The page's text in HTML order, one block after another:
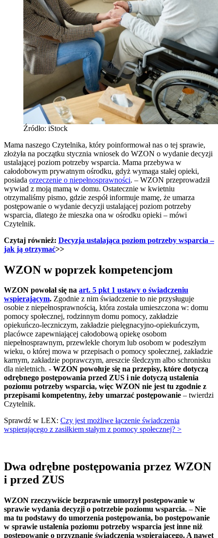
Źródło: iStock
Mama naszego Czytelnika, który poinformował nas o tej sprawie,
złożyła na początku stycznia wniosek do WZON o wydanie decyzji
ustalającej poziom potrzeby wsparcia. Mama przebywa w
całodobowym prywatnym ośrodku, gdyż wymaga stałej opieki,
posiada orzeczenie o niepełnosprawności. – WZON przeprowadził
wywiad z moją mamą w domu. Ostatecznie w kwietniu
otrzymaliśmy pismo, gdzie zespół informuje mamę, że umarza
postępowanie o wydanie decyzji ustalającej poziom potrzeby
wsparcia, dlatego że mieszka ona w ośrodku opieki – mówi
Czytelnik.
Czytaj również: Decyzja ustalająca poziom potrzeby wsparcia –
jak ją otrzymać>>
WZON w poprzek kompetencjom
WZON powołał się na art. 5 pkt 1 ustawy o świadczeniu
wspierającym. Zgodnie z nim świadczenie to nie przysługuje
osobie z niepełnosprawnością, która została umieszczona w: domu
pomocy społecznej, rodzinnym domu pomocy, zakładzie
opiekuńczo-leczniczym, zakładzie pielęgnacyjno-opiekuńczym,
placówce zapewniającej całodobową opiekę osobom
niepełnosprawnym, przewlekle chorym lub osobom w podeszłym
wieku, o której mowa w przepisach o pomocy społecznej, zakładzie
karnym, zakładzie poprawczym, areszcie śledczym albo schronisku
dla nieletnich. - WZON powołuje się na przepisy, które dotyczą
odrębnego postępowania przed ZUS i nie dotyczą ustalenia
poziomu potrzeby wsparcia, więc WZON nie jest tu zgodnie z
przepisami kompetentny, żeby umarzać postępowanie – twierdzi
Czytelnik.
Sprawdź w LEX: Czy jest możliwe łączenie świadczenia
wspierającego z zasiłkiem stałym z pomocy społecznej? >
Dwa odrębne postępowania przez WZON
i przed ZUS
WZON rzeczywiście bezprawnie umorzył postępowanie w
sprawie wydania decyzji o potrzebie poziomu wsparcia. – Nie
ma tu podstawy do umorzenia postępowania, bo postępowanie
w sprawie ustalenia poziomu potrzeby wsparcia jest inne niż
postępowanie o przyznanie świadczenia wspierającego. A nawet